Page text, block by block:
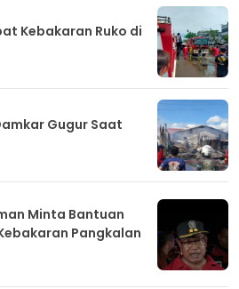
Kebakaran Ruko di
Gugur Saat
Minta Bantuan
Pangkalan